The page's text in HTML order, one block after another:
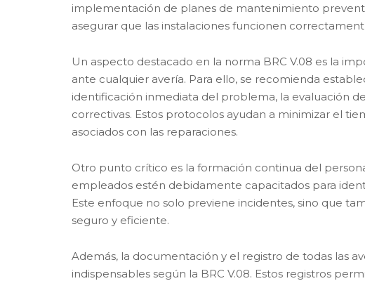
implementación de planes de mantenimiento
asegurar que las instalaciones funcionen
Un aspecto destacado en la norma BRC V.08 es la
ante cualquier avería. Para ello, se recomienda
identificación inmediata del problema, la evaluación
correctivas. Estos protocolos ayudan a minimizar el
asociados con las reparaciones.
Otro punto crítico es la formación continua del
empleados estén debidamente capacitados para
Este enfoque no solo previene incidentes, sino que
seguro y eficiente.
Además, la documentación y el registro de todas las
indispensables según la BRC V.08. Estos registros